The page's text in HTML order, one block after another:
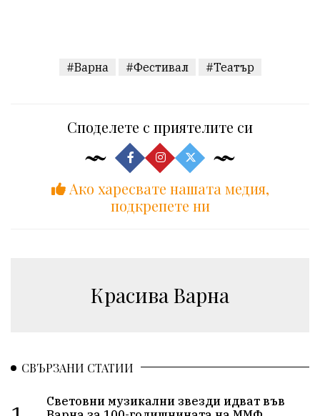
#Варна #Фестивал #Театър
Споделете с приятелите си
Ако харесвате нашата медия,
подкрепете ни
Красива Варна
СВЪРЗАНИ СТАТИИ
Световни музикални звезди идват във